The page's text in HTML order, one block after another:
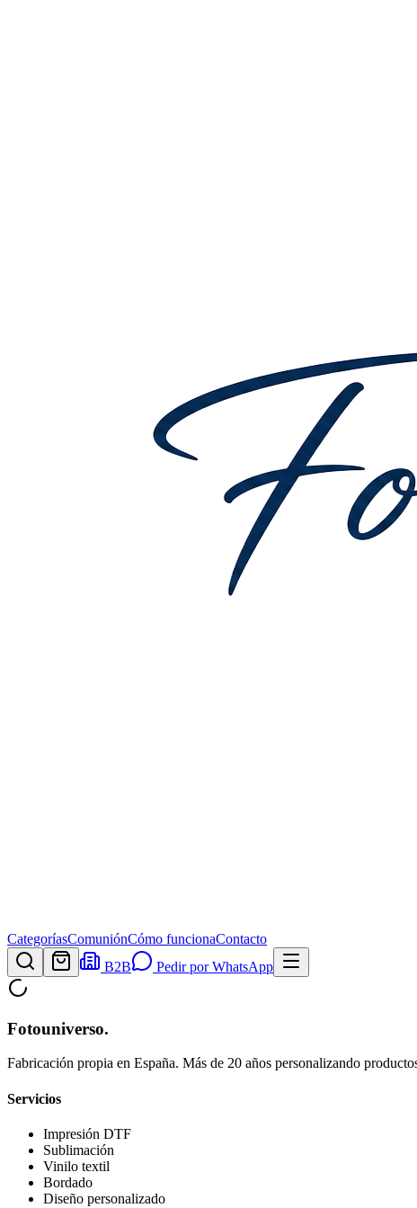
CategoríasComuniónCómo funcionaContacto
B2B
Pedir por WhatsApp
Fotouniverso.
Fabricación propia en España. Más de 20 años personalizando
Servicios
Impresión DTF
Sublimación
Vinilo textil
Bordado
Diseño personalizado